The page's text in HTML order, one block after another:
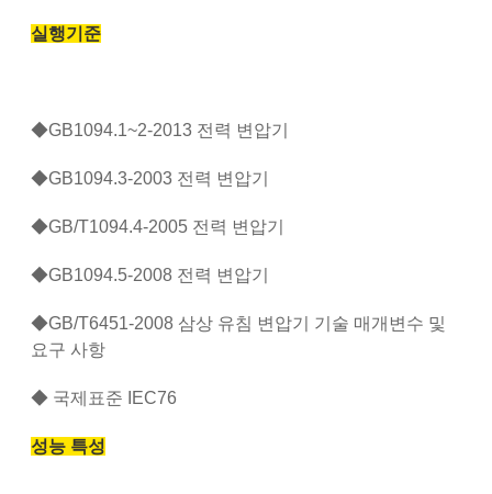
실행기준
◆GB1094.1~2-2013 전력 변압기
◆GB1094.3-2003 전력 변압기
◆GB/T1094.4-2005 전력 변압기
◆GB1094.5-2008 전력 변압기
◆GB/T6451-2008 삼상 유침 변압기 기술 매개변수 및
요구 사항
◆ 국제표준 IEC76
성능 특성